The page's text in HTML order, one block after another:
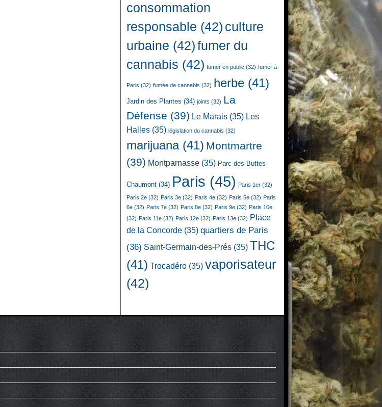
consommation
responsable (42) culture
urbaine (42)fumer du
cannabis (42) fumer en public (32) fumer à
Paris (32) fumée de cannabis (32) herbe (41)
Jardin des Plantes (34) joints (32) La
Défense (39) Le Marais (35) Les
Halles (35) législation du cannabis (32)
marijuana(41) Montmartre
(39) Montparnasse (35) Parc des Buttes-
Chaumont (34) Paris (45) Paris 1er (32)
Paris 2e (32) Paris 3e (32) Paris 4e (32) Paris 5e (32) Paris
6e (32) Paris 7e (32) Paris 8e (32) Paris 9e (32) Paris 10e
(32) Paris 11e (32) Paris 12e (32) Paris 13e (32) Place
de la Concorde (35) quartiers de Paris
(36) Saint-Germain-des-Prés (35) THC
(41) Trocadéro (35) vaporisateur
(42)